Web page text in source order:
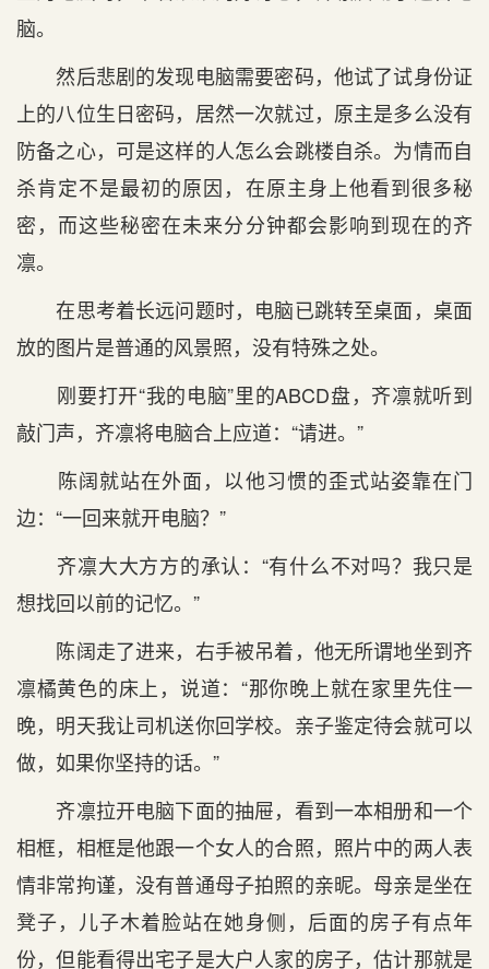
脑。
然后悲剧的发现电脑需要密码，他试了试身份证
上的八位生日密码，居然一次就过，原主是多么没有
防备之心，可是这样的人怎么会跳楼自杀。为情而自
杀肯定不是最初的原因，在原主身上他看到很多秘
密，而这些秘密在未来分分钟都会影响到现在的齐
凛。
在思考着长远问题时，电脑已跳转至桌面，桌面
放的图片是普通的风景照，没有特殊之处。
刚要打开“我的电脑”里的ABCD盘，齐凛就听到
敲门声，齐凛将电脑合上应道：“请进。”
陈阔就站在外面，以他习惯的歪式站姿靠在门
边：“一回来就开电脑？”
齐凛大大方方的承认：“有什么不对吗？我只是
想找回以前的记忆。”
陈阔走了进来，右手被吊着，他无所谓地坐到齐
凛橘黄色的床上，说道：“那你晚上就在家里先住一
晚，明天我让司机送你回学校。亲子鉴定待会就可以
做，如果你坚持的话。”
齐凛拉开电脑下面的抽屉，看到一本相册和一个
相框，相框是他跟一个女人的合照，照片中的两人表
情非常拘谨，没有普通母子拍照的亲昵。母亲是坐在
凳子，儿子木着脸站在她身侧，后面的房子有点年
份，但能看得出宅子是大户人家的房子，估计那就是